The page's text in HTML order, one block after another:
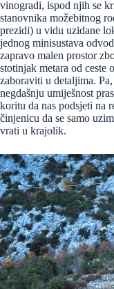
vinogradi, ispod njih se
stanovnika možebitnog
prezidi) u vidu uzidane
jednog minisustava
zapravo malen prostor
stotinjak metara od ceste
zaboraviti u detaljima.
negdašnju umiješnost
koritu da nas podsjeti na
činjenicu da se samo
vrati u krajolik.